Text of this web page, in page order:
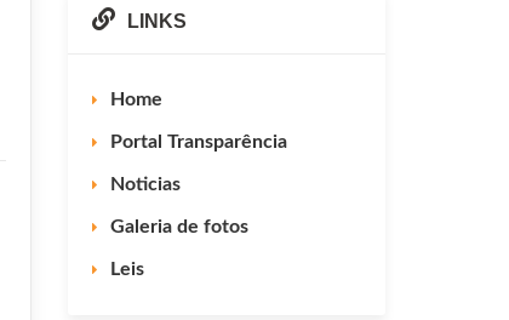
LINKS
Home
Portal Transparência
Noticias
Galeria de fotos
Leis